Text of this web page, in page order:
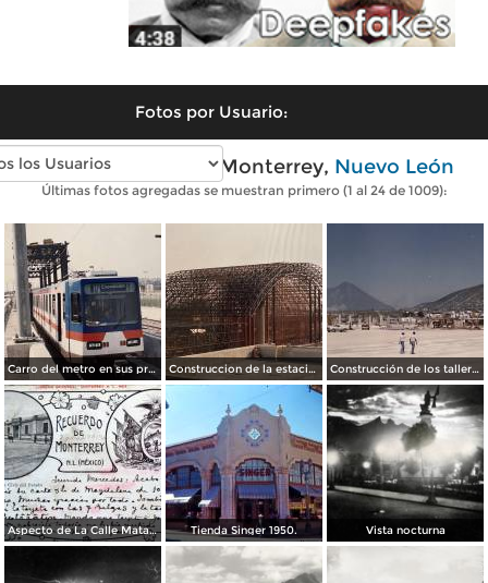
Fotos por Usuario:
Fotos antiguas de Monterrey, Nuevo León
Últimas fotos agregadas se muestran primero (1 al 24 de 1009):
Carro del metro en sus primeras pruebas durante 1990 Construccion de la estacion cuauhtemoc Construcción de los talleres del metro
Aspecto de La Calle Matamoros ( Circulada el 8 de Abril de 1912 ). Tienda Singer 1950. Vista nocturna